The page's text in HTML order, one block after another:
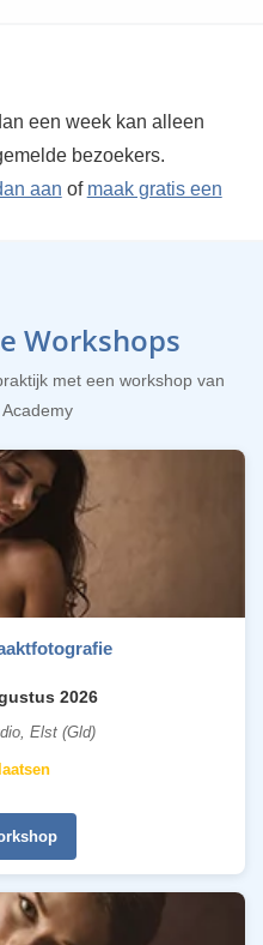
een week kan alleen
bezoekers.
aan of maak gratis een
Workshops
met een workshop van
2026
Elst (Gld)